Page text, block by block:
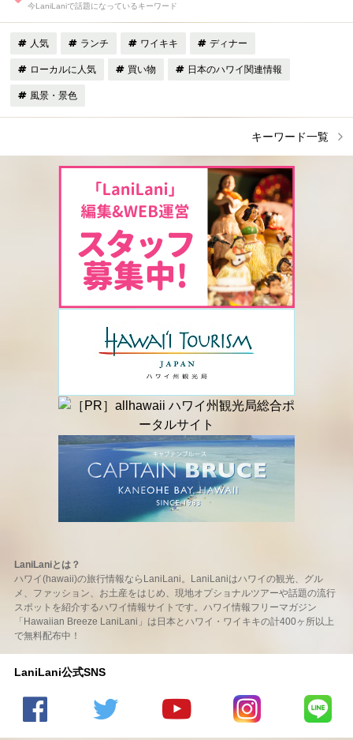
今LaniLaniで話題になっているキーワード
人気 ランチ ワイキキ ディナー
ローカルに人気 買い物 日本のハワイ関連情報
風景・景色
キーワード一覧
LaniLaniとは？
ハワイ(hawaii)の旅行情報ならLaniLani。LaniLaniはハワイの観光、グル
メ、ファッション、お土産をはじめ、現地オプショナルツアーや話題の流行
スポットを紹介するハワイ情報サイトです。ハワイ情報フリーマガジン
「Hawaiian Breeze LaniLani」は日本とハワイ・ワイキキの計400ヶ所以上
で無料配布中！
LaniLani公式SNS
LaniLani LaniLani